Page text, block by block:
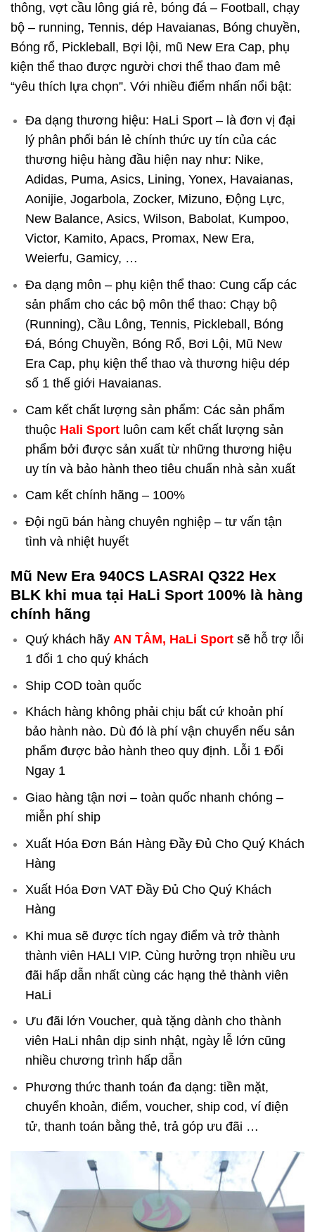
thông, vợt cầu lông giá rẻ, bóng đá – Football, chạy
bộ – running, Tennis, dép Havaianas, Bóng chuyền,
Bóng rổ, Pickleball, Bợi lội, mũ New Era Cap, phụ
kiện thể thao được người chơi thể thao đam mê
“yêu thích lựa chọn”. Với nhiều điểm nhấn nổi bật:
Đa dạng thương hiệu: HaLi Sport – là đơn vị đại
lý phân phối bán lẻ chính thức uy tín của các
thương hiệu hàng đầu hiện nay như: Nike,
Adidas, Puma, Asics, Lining, Yonex, Havaianas,
Aonijie, Jogarbola, Zocker, Mizuno, Động Lực,
New Balance, Asics, Wilson, Babolat, Kumpoo,
Victor, Kamito, Apacs, Promax, New Era,
Weierfu, Gamicy, …
Đa dạng môn – phụ kiện thể thao: Cung cấp các
sản phẩm cho các bộ môn thể thao: Chạy bộ
(Running), Cầu Lông, Tennis, Pickleball, Bóng
Đá, Bóng Chuyền, Bóng Rổ, Bơi Lội, Mũ New
Era Cap, phụ kiện thể thao và thương hiệu dép
số 1 thế giới Havaianas.
Cam kết chất lượng sản phẩm: Các sản phẩm
thuộc Hali Sportluôn cam kết chất lượng sản
phẩm bởi được sản xuất từ những thương hiệu
uy tín và bảo hành theo tiêu chuẩn nhà sản xuất
Cam kết chính hãng – 100%
Đội ngũ bán hàng chuyên nghiệp – tư vấn tận
tình và nhiệt huyết
Mũ New Era 940CS LASRAI Q322 Hex
BLK khi mua tại HaLi Sport 100% là hàng
chính hãng
Quý khách hãy AN TÂM, HaLi Sportsẽ hỗ trợ lỗi
1 đổi 1 cho quý khách
Ship COD toàn quốc
Khách hàng không phải chịu bất cứ khoản phí
bảo hành nào. Dù đó là phí vận chuyển nếu sản
phẩm được bảo hành theo quy định. Lỗi 1 Đổi
Ngay 1
Giao hàng tận nơi – toàn quốc nhanh chóng –
miễn phí ship
Xuất Hóa Đơn Bán Hàng Đầy Đủ Cho Quý Khách
Hàng
Xuất Hóa Đơn VAT Đầy Đủ Cho Quý Khách
Hàng
Khi mua sẽ được tích ngay điểm và trở thành
thành viên HALI VIP. Cùng hưởng trọn nhiều ưu
đãi hấp dẫn nhất cùng các hạng thẻ thành viên
HaLi
Ưu đãi lớn Voucher, quà tặng dành cho thành
viên HaLi nhân dịp sinh nhật, ngày lễ lớn cũng
nhiều chương trình hấp dẫn
Phương thức thanh toán đa dạng: tiền mặt,
chuyển khoản, điểm, voucher, ship cod, ví điện
tử, thanh toán bằng thẻ, trả góp ưu đãi …